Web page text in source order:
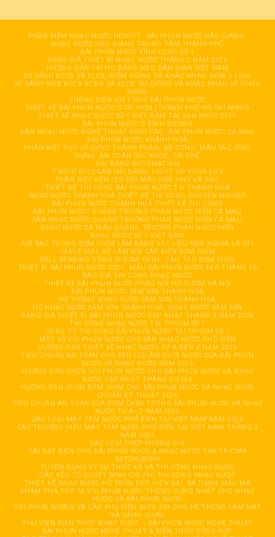
PHẦN MỀM NHẠC NƯỚC HDSOFT
ĐÀI PHUN NƯỚC HÂỤ GIANG
NHẠC NƯỚC HẬU GIANG TRUNG TÂM THÀNH PHỐ
ĐÀI PHUN NƯỚC VĨNH LONG SỐ 1
BẢNG GIÁ THIẾT BỊ NHẠC NƯỚC THÁNG 2 NĂM 2025
HƯỚNG DẪN TRỊ HO BẰNG MẸO DÂN GIAN VIỆT NAM
SO SÁNH RCCB VÀ ELCB, ĐIỂM GIỐNG VÀ KHÁC NHAU GIỮA 2 LOẠI
SO SÁNH MCB RCCB RCBO VÀ ELCB: SỰ GIỐNG VÀ KHÁC NHAU VỀ CHỨC
NĂNG
CHỐNG ĐIỆN GIẬT CHO ĐÀI PHUN NƯỚC
THIẾT KẾ ĐÀI PHUN NƯỚC Ở TP. HCM (THÀNH PHỐ HỒ CHÍ MINH)
THIẾT KẾ NHẠC NƯỚC SỐ 1 VIỆT NAM TẠI VẠN PHÚC CITY
ĐÀI PHUN NƯỚC Ở BÌNH DƯƠNG
DÀN NHẠC NƯỚC NGHỆ THUẬT ĐỈNH CAO
ĐÀI PHUN NƯỚC CÀ MAU
ĐÀI PHUN NƯỚC KHÁNH HOÀ
PHÂN BIỆT PVC VÀ UPVC THÀNH PHẦN, ĐỘ CỨNG, MÀU SẮC, ỨNG
DỤNG, AN TOÀN SỨC KHOẺ, TÁI CHẾ
HẢI ĐĂNG AUTOMATION
Ý NGHĨ SOLOGAN HẢI ĐĂNG: LIGHT UP YOUR LIFE
PHÂN BIỆT ĐÈN LED ĐỔI MÀU GRB 1IN1 VÀ 3IN1
THIẾT KẾ THI CÔNG ĐÀI PHUN NƯỚC TẠI THANH HOÁ
NHẠC NƯỚC THANH HOÁ THIẾT KẾ THI CÔNG CHUYÊN NGHIỆP
ĐÀI PHUN NƯỚC THANH HOÁ THIẾT KẾ THI CÔNG
ĐÀI PHUN NƯỚC QUẢNG TRƯỜNG PHAN NGỌC HIỂN CÀ MAU
SÀN NHẠC NƯỚC QUẢNG TRƯỜNG PHAN NGỌC HIỂN CÀ MAU
NHẠC NƯỚC CÀ MAU QUẢNG TRƯỜNG PHAN NGỌC HIỂN
NHẠC NƯỚC SỐ 1 VIỆT NAM
AIR BAG TRONG BƠM CHÌM LÀM BẰNG VẬT LIỆU NBR NGHĨA LÀ GÌ?
CABLE SEAL BỘ LÀM KÍN CÁP ĐIỆN BƠM CHÌM
BALL BEARING VÒNG BI BƠM CHÌM
CẦU TẠO BƠM CHÌM
THIẾT BỊ ĐÀI PHUN NƯỚC 2025
MẪU ĐÀI PHUN NƯỚC ĐẸP THÁNG 10
BÁO GIÁ THI CÔNG NHẠC NƯỚC
THIẾT KẾ ĐÀI PHUN NƯỚC PHAO NỔI HỒ GƯƠM HÀ NỘI
ĐÀI PHUN NƯỚC SẦM SƠN THANH HOÁ
HỆ THỐNG NHẠC NƯỚC SẦM SƠN THANH HOÁ
HỒ NHẠC NƯỚC SẦM SƠN THANH HOÁ
NHẠC NƯỚC SẦM SƠN
BẢNG GIÁ THIẾT BỊ ĐÀI PHUN NƯỚC CẬP NHẬT THÁNG 2 NĂM 2026
THI CÔNG NHẠC NƯỚC TẠI TPHCM SỐ 1
CÔNG TY THI CÔNG ĐÀI PHUN NƯỚC TẠI TPHCM SỐ 1
MỘT SỐ VÒI PHUN NƯỚC CHO SÀN NHẠC NƯỚC PHỔ BIẾN
HƯỚNG DẪN THIẾT KẾ NHẠC NƯỚC TỪ A ĐẾN Z NĂM 2026
TIÊU CHUẨN AN TOÀN CHO ĐÈN LED ÂM DƯỚI NƯỚC CỦA ĐÀI PHUN
NƯỚC VÀ NHẠC NƯỚC NĂM 2026
HƯỚNG DẪN CHỌN VÒI PHUN NƯỚC CHO ĐÀI PHUN NƯỚC VÀ NHẠC
NƯỚC CẬP NHẬT THÁNG 3/2026
HƯỚNG DẪN CHỌN BƠM CHÌM CHO ĐÀI PHUN NƯỚC VÀ NHẠC NƯỚC
CHUẨN KỸ THUẬT 2026
TIÊU CHUẨN AN TOÀN CỦA BƠM CHÌM TRONG ĐÀI PHUN NƯỚC VÀ NHẠC
NƯỚC TỪ A–Z NĂM 2026
CÁC LOẠI MÁY TĂM NƯỚC PHỔ BIẾN TẠI VIỆT NAM NĂM 2026
CÁC THƯƠNG HIỆU MÁY TĂM NƯỚC PHỔ BIẾN TẠI VIỆT NAM THÁNG 3
NĂM 2026
CÁC LOẠI THÉP KHÔNG GHỈ
CÀI ĐẶT BIẾN CHO ĐÀI PHUN NƯỚC & NHẠC NƯỚC TẦN FR-CS84
MITSHUBISHI
TUYỂN DỤNG KỸ SƯ THIẾT KẾ VÀ THI CÔNG NHẠC NƯỚC
CÁC YẾU TỐ QUYẾT ĐỊNH CHI PHÍ THI CÔNG NHẠC NƯỚC
THIẾT KẾ NHẠC NƯỚC HỒ TRÒN ĐẸP, HIỆN ĐẠI, ĐA DẠNG MẪU MÃ
KHÁM PHÁ TOP 10 VÒI PHUN NƯỚC THÔNG DỤNG NHẤT CHO NHẠC
NƯỚC VÀ ĐÀI PHUN NƯỚC
VÒI PHUN SƯƠNG VÀ CÁC PHỤ KIỆN INOX 304 CHO HỆ THỐNG LÀM MÁT
VÀ CẢNH QUAN
THƯ VIỆN KIẾN THỨC NHẠC NƯỚC – ĐÀI PHUN NƯỚC NGHỆ THUẬT
ĐÀI PHUN NƯỚC NGHỆ THUẬT & KIẾN THỨC TỔNG HỢP